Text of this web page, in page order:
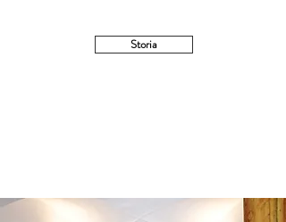
Storia